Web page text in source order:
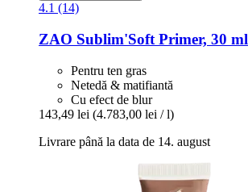
4.1 (14)
ZAO Sublim'Soft Primer, 30 ml
Pentru ten gras
Netedă & matifiantă
Cu efect de blur
143,49 lei (4.783,00 lei / l)
Livrare până la data de 14. august